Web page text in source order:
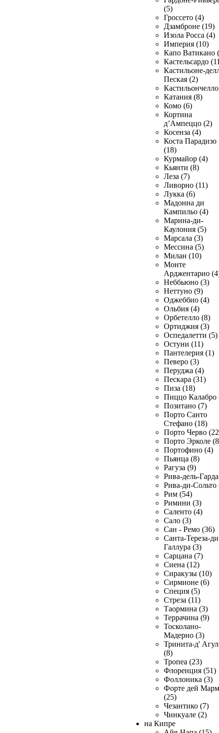
(5)
Гроссето (4)
Дзамброне (19)
Изола Росса (4)
Империя (10)
Капо Ватикано
Кастельсардо
Кастильоне-
Пеская (2)
Катания (8)
Комо (6)
Кортина
д’Ампеццо (2)
Косенза (4)
Коста Парадизо
(18)
Курмайор (4)
Кьянти (8)
Леза (7)
Ливорно (11)
Лукка (6)
Мадонна ди
Кампильо (4)
Марина-ди-
Каулония (5)
Марсала (3)
Мессина (5)
Милан (10)
Монте
Арджентарио
Неббьюно (3)
Неттуно (9)
Оджеббио (4)
Ольбия (4)
Орбетелло (8)
Ортиджия (3)
Оспедалетти (5)
Остуни (11)
Пантелерия (1)
Певеро (3)
Перуджа (4)
Пескара (31)
Пиза (18)
Пиццо Калабро
Позитано (7)
Порто Санто
Стефано (18)
Порто Черво
Порто Эрколе
Портофино (4)
Пьянца (8)
Рагуза (9)
Рива-дель-
Рива-ди-Сольто
Рим (54)
Римини (3)
Саленто (4)
Сало (3)
Сан - Ремо (36)
Санта-Тереза-
Галлура (3)
Сарцана (7)
Сиена (12)
Сиракузы (10)
Сирмионе (6)
Специя (5)
Стреза (11)
Таормина (3)
Террачина (9)
Тосколано-
Мадерно (3)
Тринита-д'
(8)
Тропеа (23)
Флоренция (51)
Фоллоника (3)
Форте дей
(25)
Чезантико (7)
Чинкуале (2)
на Кипре